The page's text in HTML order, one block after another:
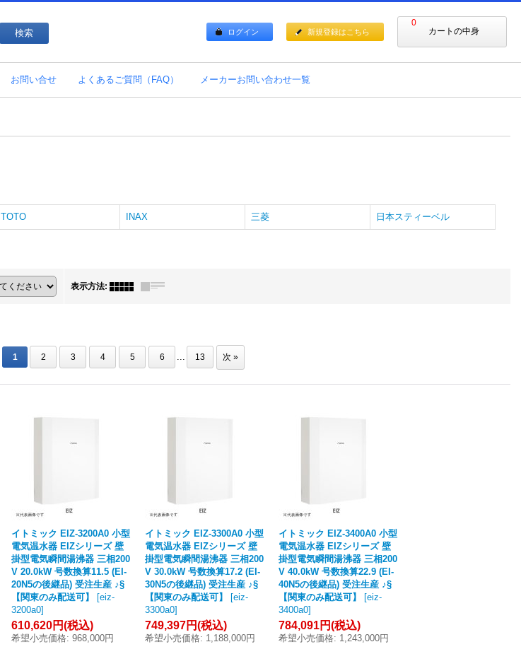
0
カートの中身
ログイン 新規登録はこちら
お問い合せ よくあるご質問（FAQ） メーカーお問い合わせ一覧
TOTO INAX 三菱 日本スティーベル
表示方法:
1 2 3 4 5 6 ... 13 次 »
イトミック EIZ-3200A0 小型
電気温水器 EIZシリーズ 壁
掛型電気瞬間湯沸器 三相200
V 20.0kW 号数換算11.5 (EI-
20N5の後継品) 受注生産 ♪§
【関東のみ配送可】
[eiz-
3200a0]
610,620円(税込)
希望小売価格: 968,000円
イトミック EIZ-3300A0 小型
電気温水器 EIZシリーズ 壁
掛型電気瞬間湯沸器 三相200
V 30.0kW 号数換算17.2 (EI-
30N5の後継品) 受注生産 ♪§
【関東のみ配送可】
[eiz-
3300a0]
749,397円(税込)
希望小売価格: 1,188,000円
イトミック EIZ-3400A0 小型
電気温水器 EIZシリーズ 壁
掛型電気瞬間湯沸器 三相200
V 40.0kW 号数換算22.9 (EI-
40N5の後継品) 受注生産 ♪§
【関東のみ配送可】
[eiz-
3400a0]
784,091円(税込)
希望小売価格: 1,243,000円